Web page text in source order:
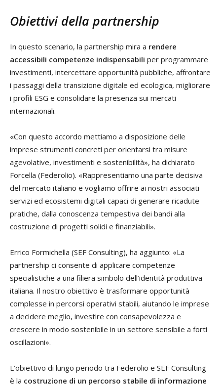
Obiettivi della partnership
In questo scenario, la partnership mira a rendere
accessibili competenze indispensabili per programmare
investimenti, intercettare opportunità pubbliche, affrontare
i passaggi della transizione digitale ed ecologica, migliorare
i profili ESG e consolidare la presenza sui mercati
internazionali.
«Con questo accordo mettiamo a disposizione delle
imprese strumenti concreti per orientarsi tra misure
agevolative, investimenti e sostenibilità», ha dichiarato
Forcella (Federolio). «Rappresentiamo una parte decisiva
del mercato italiano e vogliamo offrire ai nostri associati
servizi ed ecosistemi digitali capaci di generare ricadute
pratiche, dalla conoscenza tempestiva dei bandi alla
costruzione di progetti solidi e finanziabili».
Errico Formichella (SEF Consulting), ha aggiunto: «La
partnership ci consente di applicare competenze
specialistiche a una filiera simbolo dell’identità produttiva
italiana. Il nostro obiettivo è trasformare opportunità
complesse in percorsi operativi stabili, aiutando le imprese
a decidere meglio, investire con consapevolezza e
crescere in modo sostenibile in un settore sensibile a forti
oscillazioni».
L’obiettivo di lungo periodo tra Federolio e SEF Consulting
è la costruzione di un percorso stabile di informazione